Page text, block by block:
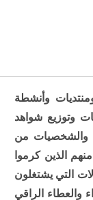
وأنشطة
وتوزيع شواهد
والشخصيات من
الذين كرموا
التي يشتغلون
والعطاء الراقي